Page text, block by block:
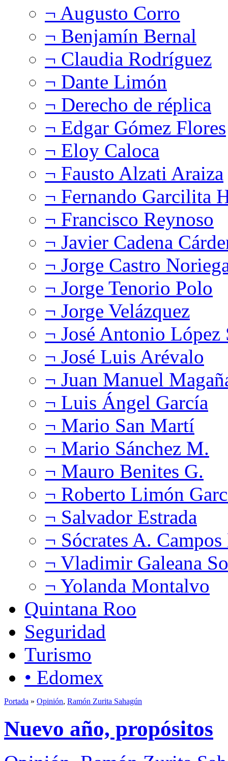
¬ Augusto Corro
¬ Benjamín Bernal
¬ Claudia Rodríguez
¬ Dante Limón
¬ Derecho de réplica
¬ Edgar Gómez Flores
¬ Eloy Caloca
¬ Fausto Alzati Araiza
¬ Fernando Garcilita
¬ Francisco Reynoso
¬ Javier Cadena
¬ Jorge Castro
¬ Jorge Tenorio Polo
¬ Jorge Velázquez
¬ José Antonio López
¬ José Luis Arévalo
¬ Juan Manuel
¬ Luis Ángel García
¬ Mario San Martí
¬ Mario Sánchez M.
¬ Mauro Benites G.
¬ Roberto Limón
¬ Salvador Estrada
¬ Sócrates A.
¬ Vladimir Galeana
¬ Yolanda Montalvo
Quintana Roo
Seguridad
Turismo
• Edomex
Portada » Opinión, Ramón Zurita Sahagún
Nuevo año, propósitos